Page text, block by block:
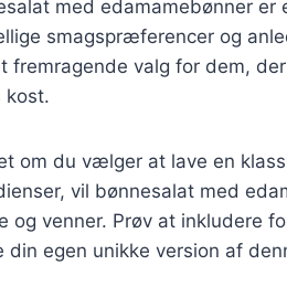
med edamamebønner
smagspræferencer og
fremragende valg for dem,
kost.
om du vælger at lave en
vil bønnesalat med
og venner. Prøv at inkludere
din egen unikke version af